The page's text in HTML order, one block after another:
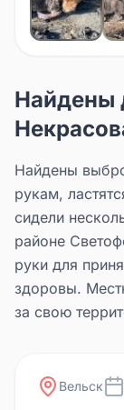
Найдены
Найдены
рукам,
сидели
районе
руки для
здоровы.
за свою
Вельск